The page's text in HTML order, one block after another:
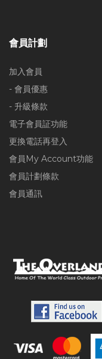
會員計劃
加入會員
- 會員優惠
- 升級條款
電子會員証功能
更換電話再登入
會員My Account功能
會員計劃條款
會員通訊